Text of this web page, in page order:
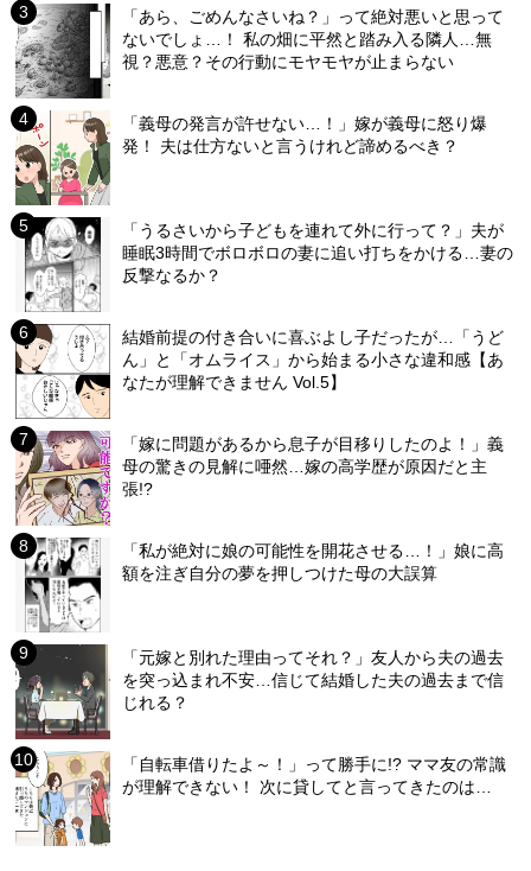
「あら、ごめんなさいね？」って絶対悪いと思って
ないでしょ…！ 私の畑に平然と踏み入る隣人…無
視？悪意？その行動にモヤモヤが止まらない
「義母の発言が許せない…！」嫁が義母に怒り爆
発！ 夫は仕方ないと言うけれど諦めるべき？
「うるさいから子どもを連れて外に行って？」夫が
睡眠3時間でボロボロの妻に追い打ちをかける…妻の
反撃なるか？
結婚前提の付き合いに喜ぶよし子だったが…「うど
ん」と「オムライス」から始まる小さな違和感【あ
なたが理解できません Vol.5】
「嫁に問題があるから息子が目移りしたのよ！」義
母の驚きの見解に唖然…嫁の高学歴が原因だと主
張!?
「私が絶対に娘の可能性を開花させる…！」娘に高
額を注ぎ自分の夢を押しつけた母の大誤算
「元嫁と別れた理由ってそれ？」友人から夫の過去
を突っ込まれ不安…信じて結婚した夫の過去まで信
じれる？
「自転車借りたよ～！」って勝手に!? ママ友の常識
が理解できない！ 次に貸してと言ってきたのは…